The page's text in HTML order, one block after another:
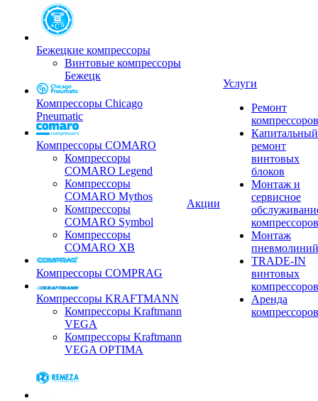
Бежецкие компрессоры
Винтовые компрессоры
Бежецк
Компрессоры Chicago
Pneumatic
Компрессоры COMARO
Компрессоры
COMARO Legend
Компрессоры
COMARO Mythos
Компрессоры
COMARO Symbol
Компрессоры
COMARO XB
Компрессоры COMPRAG
Компрессоры KRAFTMANN
Компрессоры Kraftmann
VEGA
Компрессоры Kraftmann
VEGA OPTIMA
Акции
Услуги
Ремонт
компрессоров
Капитальный
ремонт
винтовых
блоков
Монтаж и
сервисное
компрессоров
Монтаж
пневмолиний
TRADE-IN
винтовых
компрессоров
Аренда
компрессоров